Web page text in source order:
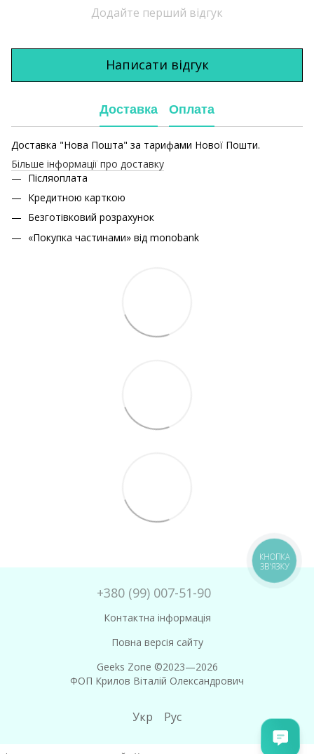
Додайте перший відгук
Написати відгук
Доставка Оплата
Доставка "Нова Пошта" за тарифами Нової Пошти.
Більше інформації про доставку
Післяоплата
Кредитною карткою
Безготівковий розрахунок
«Покупка частинами» від monobank
+380 (99) 007-51-90
Контактна інформація
Повна версія сайту
Geeks Zone ©2023—2026
ФОП Крилов Віталій Олександрович
Укр Рус
КНОПКА
ЗВ'ЯЗКУ